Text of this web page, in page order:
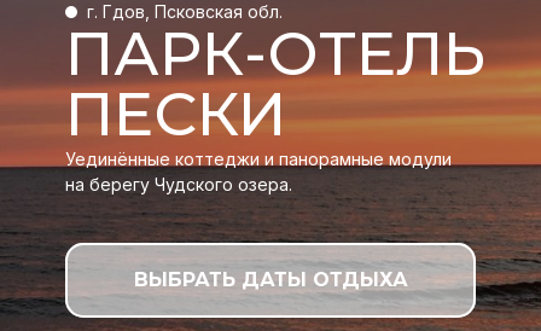
ПАРК-ОТЕЛЬ
ПЕСКИ
Уединённые коттеджи и панорамные модули
на берегу Чудского озера.
г. Гдов, Псковская обл.
ВЫБРАТЬ ДАТЫ ОТДЫХА